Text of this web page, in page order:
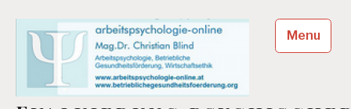
content
Menu